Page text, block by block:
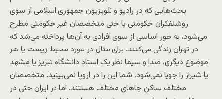
بحث‌هایی که در رادیو و تلویزیون جمهوری اسلامی از سوی
روشنفکران حکومتی یا حتی متخصصان غیر حکومتی مطرح
می‌شود، به طور اساسی از سوی افرادی به آن‌ها پرداخته می‌شد که
در تهران زندگی می‌کنند. برای مثال در مورد محیط زیست یا هر
موضوع دیگری، صدا و سیما نظر یک استاد دانشگاه تبریز یا مشهد
یا شیراز را جویا نمی‌شود. شما این را در اروپا نمی‌بینید. متخصصان
مختلف ساکن جاهای مختلف هستند. اما در ایران حتی در